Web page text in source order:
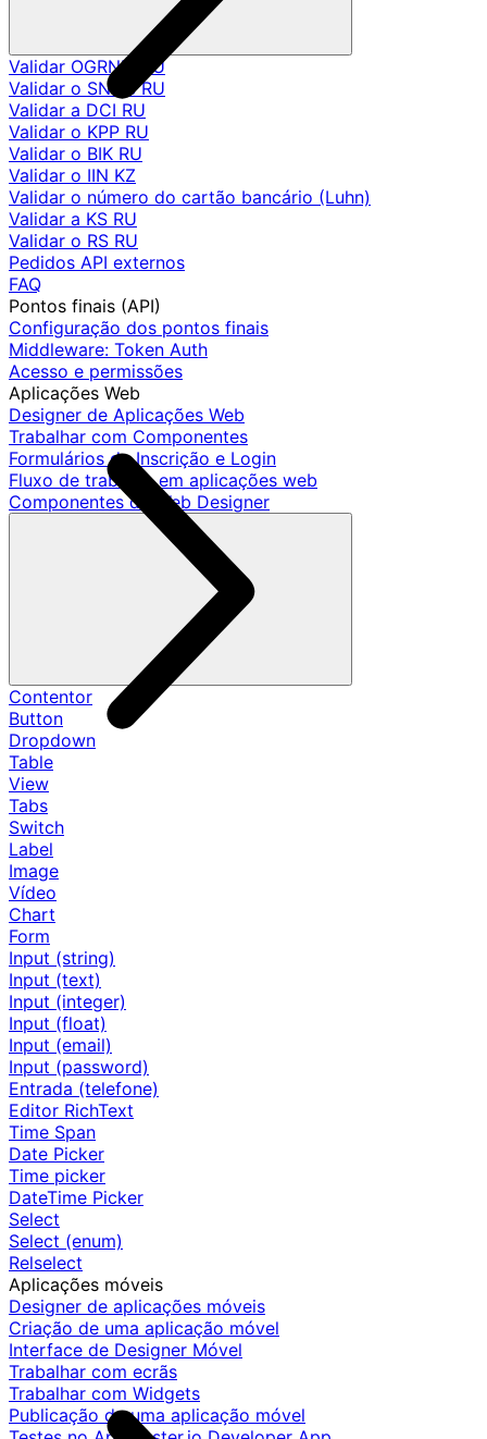
Validar OGRNIP RU
Validar o SNILS RU
Validar a DCI RU
Validar o KPP RU
Validar o BIK RU
Validar o IIN KZ
Validar o número do cartão bancário (Luhn)
Validar a KS RU
Validar o RS RU
Pedidos API externos
FAQ
Pontos finais (API)
Configuração dos pontos finais
Middleware: Token Auth
Acesso e permissões
Aplicações Web
Designer de Aplicações Web
Trabalhar com Componentes
Formulários de Inscrição e Login
Fluxo de trabalho em aplicações web
Componentes de Web Designer
Contentor
Button
Dropdown
Table
View
Tabs
Switch
Label
Image
Vídeo
Chart
Form
Input (string)
Input (text)
Input (integer)
Input (float)
Input (email)
Input (password)
Entrada (telefone)
Editor RichText
Time Span
Date Picker
Time picker
DateTime Picker
Select
Select (enum)
Relselect
Aplicações móveis
Designer de aplicações móveis
Criação de uma aplicação móvel
Interface de Designer Móvel
Trabalhar com ecrãs
Trabalhar com Widgets
Publicação de uma aplicação móvel